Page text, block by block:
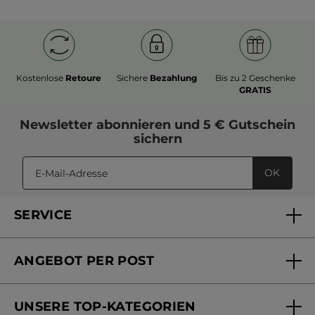
Kostenlose Retoure Sichere Bezahlung
Bis zu 2 Geschenke
GRATIS
Newsletter abonnieren und 5 € Gutschein
sichern
OK
SERVICE
Mein Konto
ANGEBOT PER POST
UNSERE TOP-KATEGORIEN